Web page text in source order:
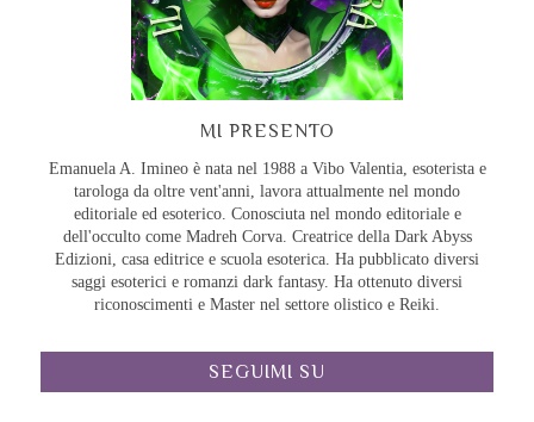
MI PRESENTO
Emanuela A. Imineo è nata nel 1988 a Vibo Valentia, esoterista e
tarologa da oltre vent'anni, lavora attualmente nel mondo
editoriale ed esoterico. Conosciuta nel mondo editoriale e
dell'occulto come Madreh Corva. Creatrice della Dark Abyss
Edizioni, casa editrice e scuola esoterica. Ha pubblicato diversi
saggi esoterici e romanzi dark fantasy. Ha ottenuto diversi
riconoscimenti e Master nel settore olistico e Reiki.
SEGUIMI SU